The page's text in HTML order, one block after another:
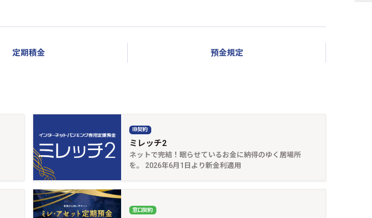
定期積金 預金規定
IB契約
ミレッチ2
ネットで完結！眠らせているお金に納得のゆく居場所
を。 2026年6月1日より新金利適用
窓口契約